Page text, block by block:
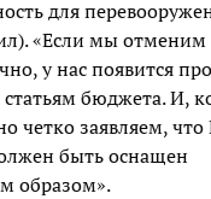
для
«Если мы отменим
у нас появится
статьям бюджета. И,
четко заявляем, что
быть оснащен
образом».